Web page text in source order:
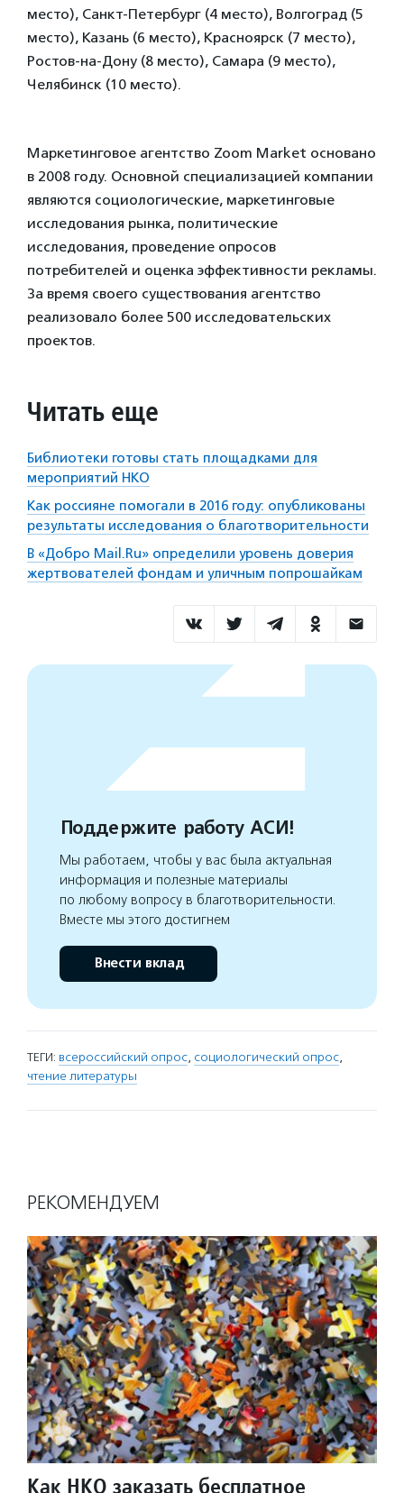
место), Санкт-Петербург (4 место), Волгоград (5
место), Казань (6 место), Красноярск (7 место),
Ростов-на-Дону (8 место), Самара (9 место),
Челябинск (10 место).
Маркетинговое агентство Zoom Market основано
в 2008 году. Основной специализацией компании
являются социологические, маркетинговые
исследования рынка, политические
исследования, проведение опросов
потребителей и оценка эффективности рекламы.
За время своего существования агентство
реализовало более 500 исследовательских
проектов.
Читать еще
Библиотеки готовы стать площадками для
мероприятий НКО
Как россияне помогали в 2016 году: опубликованы
результаты исследования о благотворительности
В «Добро Mail.Ru» определили уровень доверия
жертвователей фондам и уличным попрошайкам
Поддержите работу АСИ!
Мы работаем, чтобы у вас была актуальная
информация и полезные материалы
по любому вопросу в благотворительности.
Вместе мы этого достигнем
Внести вклад
ТЕГИ: всероссийский опрос, социологический опрос,
чтение литературы
РЕКОМЕНДУЕМ
Как НКО заказать бесплатное